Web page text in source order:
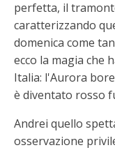
perfetta, il
caratterizzando
domenica come
ecco la magia che
Italia: l'Aurora
è diventato rosso
Andrei quello
osservazione